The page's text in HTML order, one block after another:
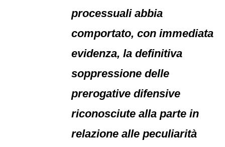
processuali abbia
comportato, con immediata
evidenza, la definitiva
soppressione delle
prerogative difensive
riconosciute alla parte in
relazione alle peculiarità